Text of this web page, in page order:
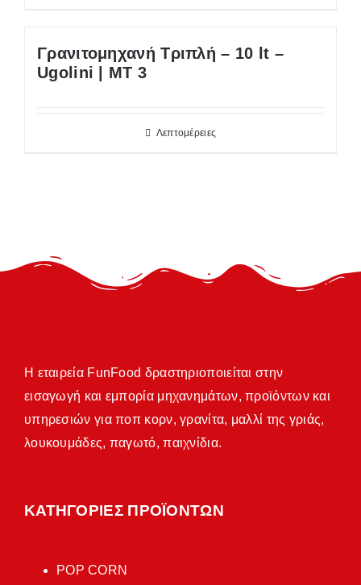
Γρανιτομηχανή Τριπλή – 10 lt –
Ugolini | MΤ 3
Λεπτομέρειες
Η εταιρεία FunFood δραστηριοποιείται στην
εισαγωγή και εμπορία μηχανημάτων, προϊόντων και
υπηρεσιών για ποπ κορν, γρανίτα, μαλλί της γριάς,
λουκουμάδες, παγωτό, παιχνίδια.
ΚΑΤΗΓΟΡΙΕΣ ΠΡΟΪΟΝΤΩΝ
POP CORN